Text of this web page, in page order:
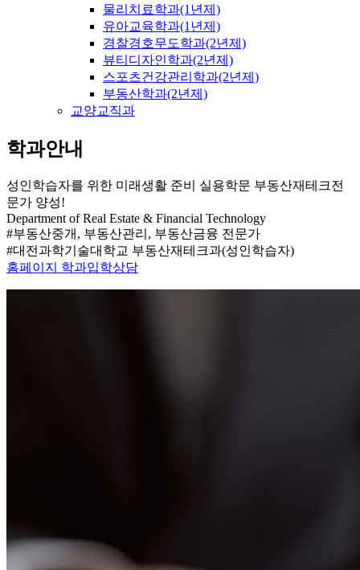
물리치료학과(1년제)
유아교육학과(1년제)
경찰경호무도학과(2년제)
뷰티디자인학과(2년제)
스포츠건강관리학과(2년제)
부동산학과(2년제)
교양교직과
학과안내
성인학습자를 위한 미래생활 준비 실용학문 부동산재테크전
문가 양성!
Department of Real Estate & Financial Technology
#부동산중개, 부동산관리, 부동산금융 전문가
#대전과학기술대학교 부동산재테크과(성인학습자)
홈페이지
학과입학상담